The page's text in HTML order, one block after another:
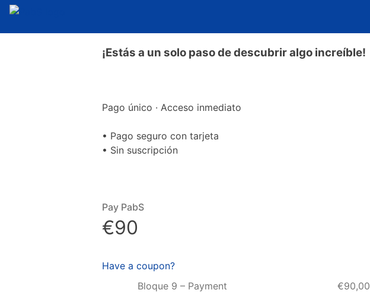
¡Estás a un solo paso de descubrir algo increíble!
Pago único · Acceso inmediato
• Pago seguro con tarjeta
• Sin suscripción
Pay PabS
€90
Have a coupon?
Bloque 9 – Payment
€90,00